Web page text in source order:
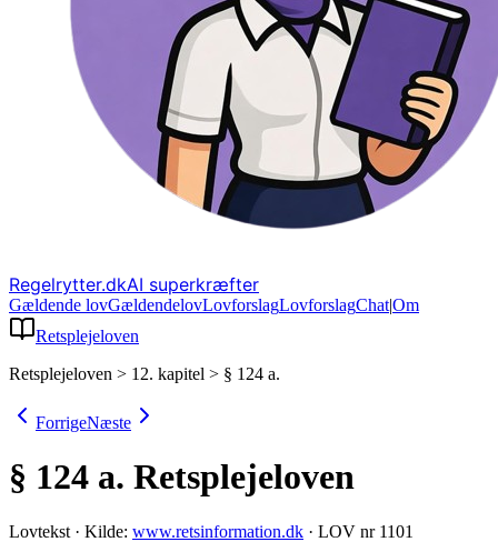
Regelrytter.dkAI superkræfter
Gældende lovGældendelovLovforslagLovforslagChat|Om
Retsplejeloven
Retsplejeloven > 12. kapitel > § 124 a.
ForrigeNæste
§ 124 a. Retsplejeloven
Lovtekst · Kilde: www.retsinformation.dk · LOV nr 1101